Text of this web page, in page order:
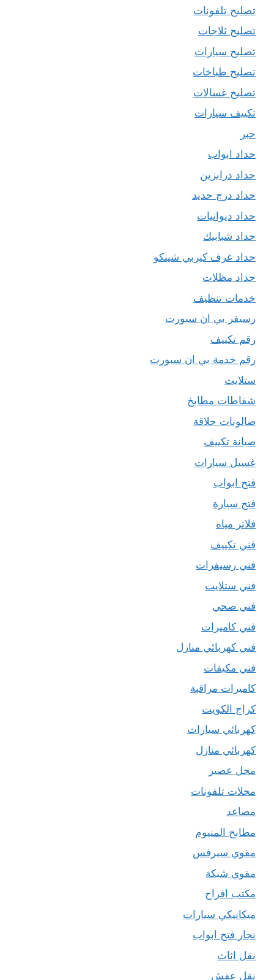
تصليح تلفونات
تصليح ثلاجات
تصليح سيارات
تصليح طباخات
تصليح غسالات
تكييف سيارات
حبر
حداد ابواب
حداد درابزين
حداد درج حديد
حداد ديوانيات
حداد شبابيك
حداد غرف كيربي شينكو
حداد مظلات
خدمات تنظيف
رسيفر بي ان سبورت
رقم تكييف
رقم خدمة بي ان سبورت
ستلايت
شفاطات مطابخ
صالونات حلاقة
صيانة تكييف
غسيل سيارات
فتح ابواب
فتح سيارة
فلاتر مياه
فني تكييف
فني رسيفرات
فني ستلايت
فني صحي
فني كاميرات
فني كهربائي منازل
فني مكيفات
كاميرات مراقبة
كراج الكويت
كهربائي سيارات
كهربائي منازل
محل عصير
محلات تلفونات
مصاعد
مطابخ المنيوم
مقوي سيرفس
مقوي شبكة
مكتب افراح
ميكانيكي سيارات
نجار فتح ابواب
نقل اثاث
نقل عفش